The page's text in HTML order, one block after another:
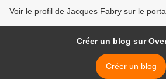
Voir le profil de Jacques Fabry sur le
Créer un blog sur
Créer un blog